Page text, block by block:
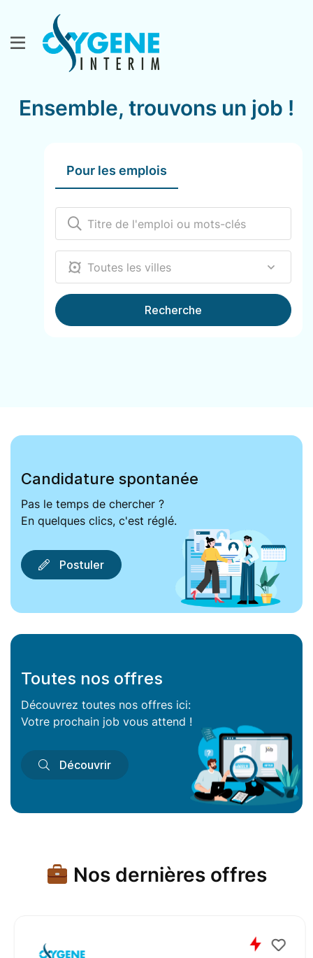
Ensemble, trouvons un job !
Pour les emplois
12000
Recherche
Candidature spontanée
Pas le temps de chercher ?
En quelques clics, c'est réglé.
Postuler
Toutes nos offres
Découvrez toutes nos offres ici:
Votre prochain job vous attend !
Découvrir
Nos dernières offres